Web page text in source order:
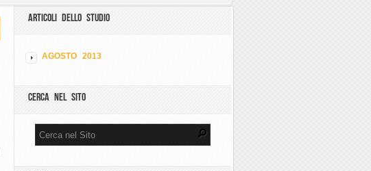
ARTICOLI DELLO STUDIO
AGOSTO 2013
CERCA NEL SITO